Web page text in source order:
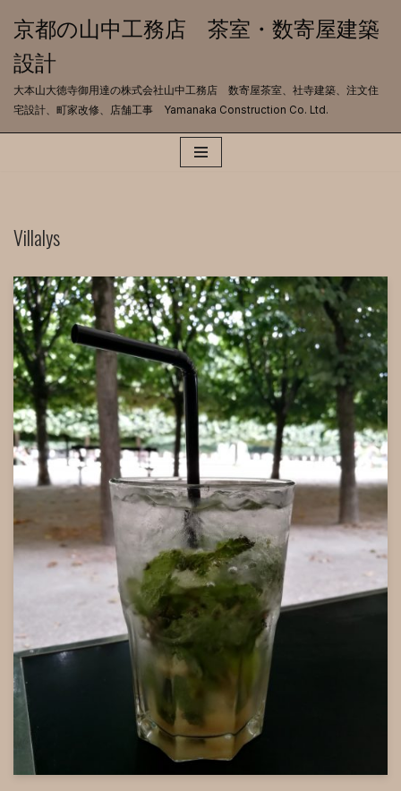
ン
テ
ン
京都の山中工務店 茶室・数寄屋建築
設計
大本山大徳寺御用達の株式会社山中工務店 数寄屋茶室、社寺建築、注文住
宅設計、町家改修、店舗工事 Yamanaka Construction Co. Ltd.
Villalys